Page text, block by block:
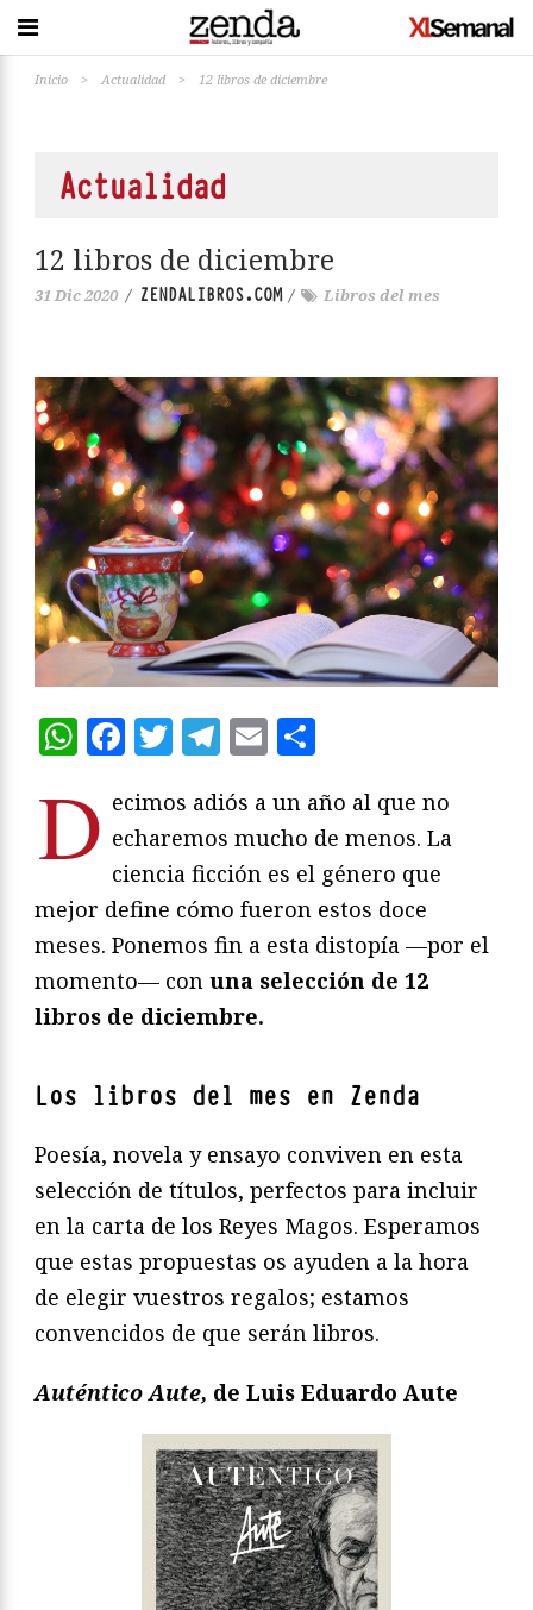
Inicio > Actualidad > 12 libros de diciembre
Actualidad
12 libros de diciembre
31 Dic 2020 / ZENDALIBROS.COM/ Libros del mes
WhatsApp
Facebook
Twitter
Telegram
Email
D ecimos adiós a un año al que no
echaremos mucho de menos. La
ciencia ficción es el género que
mejor define cómo fueron estos doce
meses. Ponemos fin a esta distopía —por el
momento— con una selección de 12
libros de diciembre.
Los libros del mes en Zenda
Poesía, novela y ensayo conviven en esta
selección de títulos, perfectos para incluir
en la carta de los Reyes Magos. Esperamos
que estas propuestas os ayuden a la hora
de elegir vuestros regalos; estamos
convencidos de que serán libros.
Auténtico Aute, de Luis Eduardo Aute